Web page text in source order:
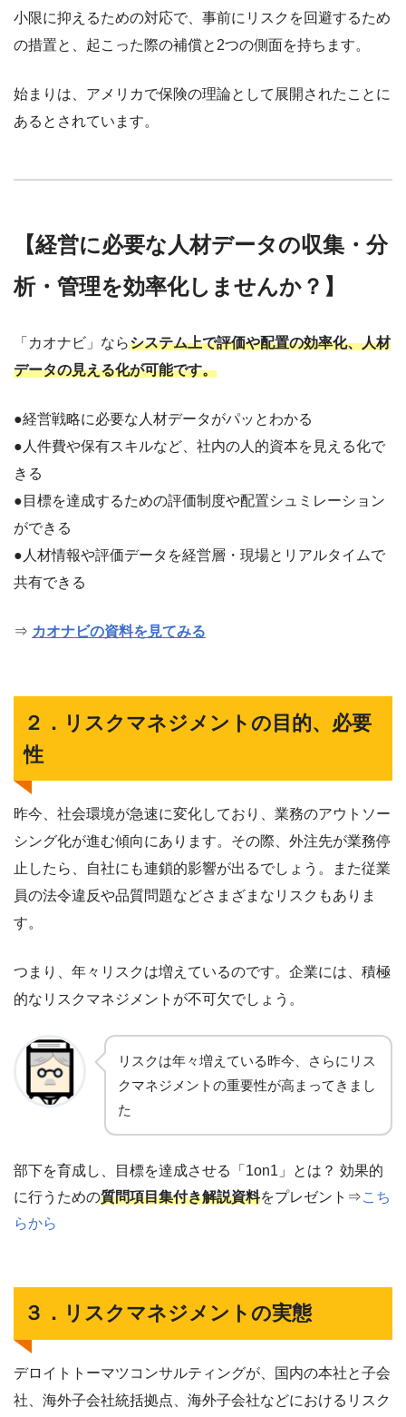
小限に抑えるための対応で、事前にリスクを回避するため
の措置と、起こった際の補償と2つの側面を持ちます。
始まりは、アメリカで保険の理論として展開されたことに
あるとされています。
【経営に必要な人材データの収集・分
析・管理を効率化しませんか？】
「カオナビ」ならシステム上で評価や配置の効率化、人材
データの見える化が可能です。
●経営戦略に必要な人材データがパッとわかる
●人件費や保有スキルなど、社内の人的資本を見える化で
きる
●目標を達成するための評価制度や配置シュミレーション
ができる
●人材情報や評価データを経営層・現場とリアルタイムで
共有できる
⇒ カオナビの資料を見てみる
２．リスクマネジメントの目的、必要
性
昨今、社会環境が急速に変化しており、業務のアウトソー
シング化が進む傾向にあります。その際、外注先が業務停
止したら、自社にも連鎖的影響が出るでしょう。また従業
員の法令違反や品質問題などさまざまなリスクもありま
す。
つまり、年々リスクは増えているのです。企業には、積極
的なリスクマネジメントが不可欠でしょう。
リスクは年々増えている昨今、さらにリス
クマネジメントの重要性が高まってきまし
た
部下を育成し、目標を達成させる「1on1」とは？ 効果的
に行うための質問項目集付き解説資料をプレゼント⇒こち
らから
３．リスクマネジメントの実態
デロイトトーマツコンサルティングが、国内の本社と子会
社、海外子会社統括拠点、海外子会社などにおけるリスク